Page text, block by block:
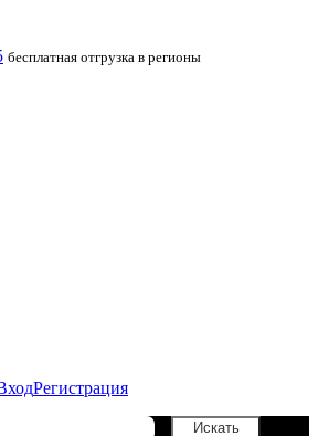
бесплатная отгрузка в регионы
Регистрация